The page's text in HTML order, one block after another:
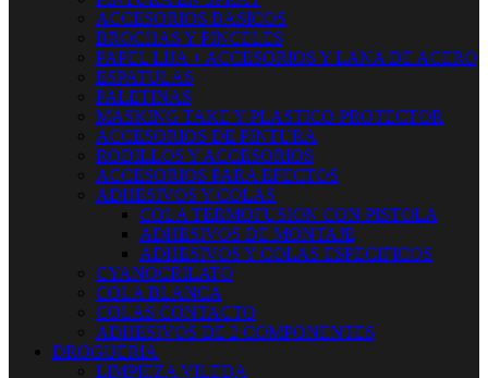
ACCESORIOS BASICOS
BROCHAS Y PINCELES
PAPEL LIJA + ACCESORIOS Y LANA DE ACERO
ESPATULAS
PALETINAS
MASKING TAKE Y PLASTICO PROTECTOR
ACCESORIOS DE PINTURA
RODILLOS Y ACCESORIOS
ACCESORIOS PARA EFECTOS
ADHESIVOS Y COLAS
COLA TERMOFUSION CON PISTOLA
ADHESIVOS DE MONTAJE
ADHESIVOS Y COLAS ESPECIFICOS
CYANOCRILATO
COLA BLANCA
COLAS CONTACTO
ADHESIVOS DE 2 COMPONENTES
DROGUERIA
LIMPIEZA VILEDA